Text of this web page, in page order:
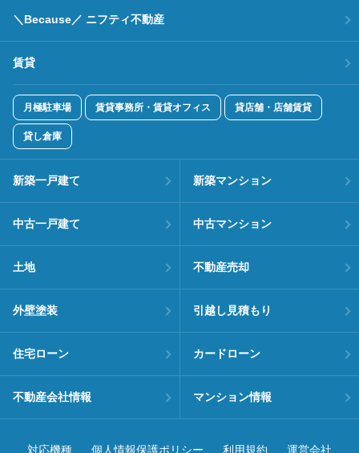
＼Because／ ニフティ不動産
賃貸
月極駐車場 賃貸事務所・賃貸オフィス 貸店舗・店舗賃貸
貸し倉庫
新築一戸建て 新築マンション
中古一戸建て 中古マンション
土地 不動産売却
外壁塗装 引越し見積もり
住宅ローン カードローン
不動産会社情報 マンション情報
対応機種 個人情報保護ポリシー 利用規約 運営会社